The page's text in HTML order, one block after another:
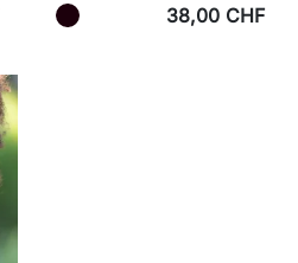
38,00 CHF